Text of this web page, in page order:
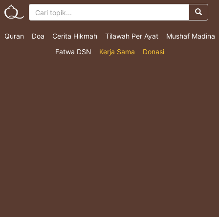
Quran Doa Cerita Hikmah Tilawah Per Ayat
Mushaf Madina
Fatwa DSN
Kerja Sama Donasi